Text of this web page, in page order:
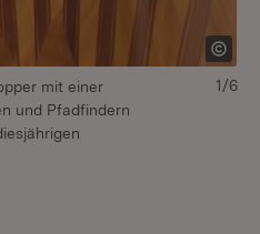
mit einer
und Pfadfindern
1/6